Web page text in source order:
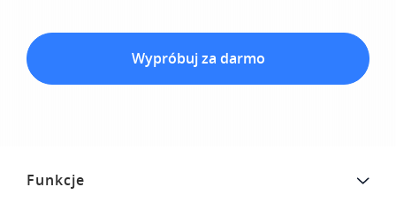
Wypróbuj za darmo
Funkcje